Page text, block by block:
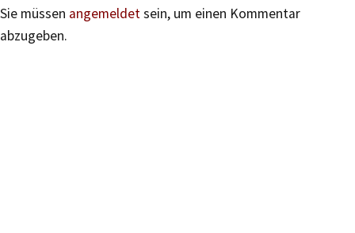
Sie müssen angemeldetsein, um einen Kommentar
abzugeben.